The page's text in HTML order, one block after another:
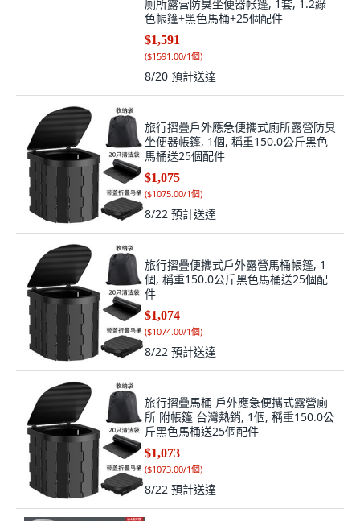
厕所露营防臭坐便器帐篷, 1套, 1.2綠
色帳篷+黑色馬桶+25個配件
$1,591
($1591.00/1個)
8/20 預計送達
旅行摺疊戶外應急便攜式廁所露營防臭
坐便器帳篷, 1個, 稱重150.0公斤黑色
馬桶送25個配件
$1,075
($1075.00/1個)
8/22 預計送達
旅行摺疊便攜式戶外露營馬桶帳篷, 1
個, 稱重150.0公斤黑色馬桶送25個配
件
$1,074
($1074.00/1個)
8/22 預計送達
旅行摺疊馬桶 戶外應急便攜式露營廁
所 附帳篷 台灣熱銷, 1個, 稱重150.0公
斤黑色馬桶送25個配件
$1,073
($1073.00/1個)
8/22 預計送達